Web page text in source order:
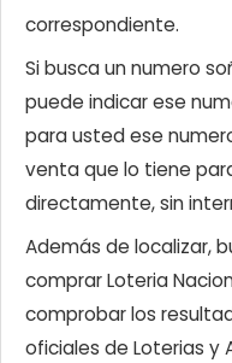
correspondiente.
Si busca un numero
puede indicar ese
para usted ese
venta que lo tiene
directamente, sin
Además de localizar,
comprar Loteria
comprobar los
oficiales de Loterias y